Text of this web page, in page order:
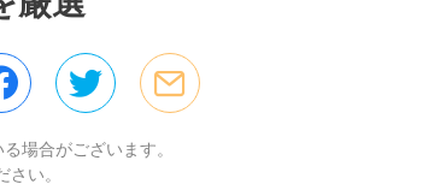
場合がございます。
い。